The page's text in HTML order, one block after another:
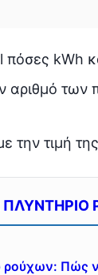
πόσες kWh
αριθμό των
την τιμή
ΠΛΥΝΤΗΡΙΟ
ρούχων: Πώς